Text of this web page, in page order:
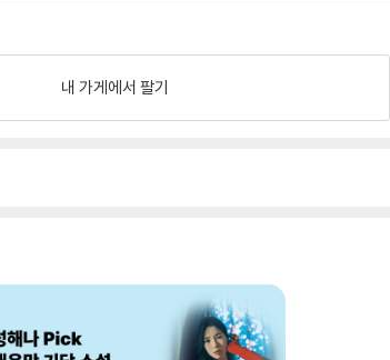
내 가게에서 팔기